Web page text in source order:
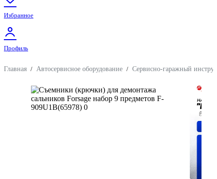
Избранное
Профиль
Главная / Автосервисное оборудование / Сервисно-гаражный